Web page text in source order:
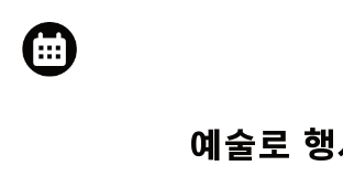
캘린더버튼
예술로 행